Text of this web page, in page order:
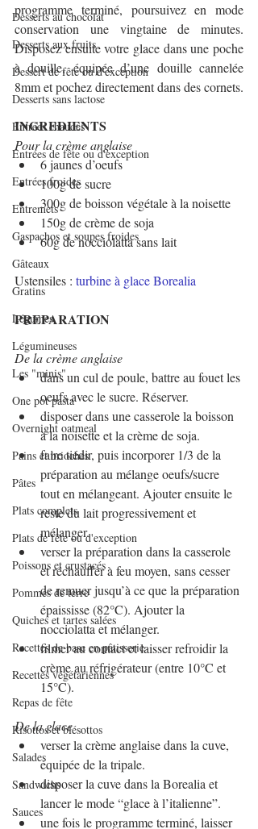
Desserts au chocolat
Desserts aux fruits
Dessert de fête ou d'exception
Desserts sans lactose
Entrées chaudes
Entrées de fête ou d'exception
Entrées froides
Entremets
Gaspachos et soupes froides
Gâteaux
Gratins
Légumes
Légumineuses
Les "minis"
One pot pasta
Overnight oatmeal
Pains et brioches
Pâtes
Plats complets
Plats de fête ou d'exception
Poissons et crustacés
Pommes de terre
Quiches et tartes salées
Recettes de base en pâtisserie
Recettes végétariennes
Repas de fête
Risottos et blésottos
Salades
Sandwichs
Sauces
programme terminé, poursuivez en mode
conservation une vingtaine de minutes.
Disposez ensuite votre glace dans une poche
à douille, équipée d’une douille cannelée
8mm et pochez directement dans des cornets.
INGREDIENTS
Pour la crème anglaise
6 jaunes d’oeufs
100g de sucre
300g de boisson végétale à la noisette
150g de crème de soja
60g de nocciolatta sans lait
Ustensiles : turbine à glace Borealia
PREPARATION
De la crème anglaise
dans un cul de poule, battre au fouet les
oeufs avec le sucre. Réserver.
disposer dans une casserole la boisson
à la noisette et la crème de soja.
faire tiédir, puis incorporer 1/3 de la
préparation au mélange oeufs/sucre
tout en mélangeant. Ajouter ensuite le
reste du lait progressivement et
mélanger.
verser la préparation dans la casserole
et réchauffer à feu moyen, sans cesser
de remuer jusqu’à ce que la préparation
épaississe (82°C). Ajouter la
nocciolatta et mélanger.
filmer au contact et laisser refroidir la
crème au réfrigérateur (entre 10°C et
15°C).
De la glace
verser la crème anglaise dans la cuve,
équipée de la tripale.
disposer la cuve dans la Borealia et
lancer le mode “glace à l’italienne”.
une fois le programme terminé, laisser